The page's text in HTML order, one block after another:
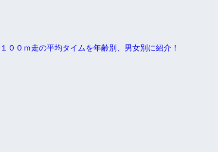
１００ｍ走の平均タイムを年齢別、男女別に紹介！